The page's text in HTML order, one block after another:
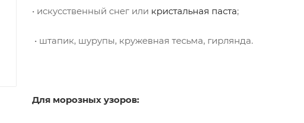
• искусственный снег или кристальная паста;
• штапик, шурупы, кружевная тесьма, гирлянда.
Для морозных узоров: